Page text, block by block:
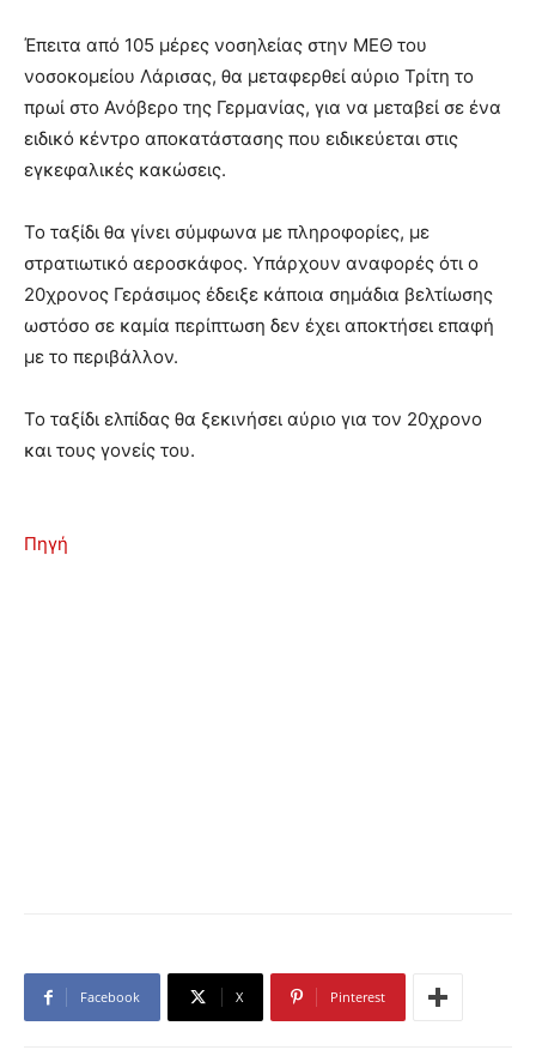
Έπειτα από 105 μέρες νοσηλείας στην ΜΕΘ του
νοσοκομείου Λάρισας, θα μεταφερθεί αύριο Τρίτη το
πρωί στο Ανόβερο της Γερμανίας, για να μεταβεί σε ένα
ειδικό κέντρο αποκατάστασης που ειδικεύεται στις
εγκεφαλικές κακώσεις.
Το ταξίδι θα γίνει σύμφωνα με πληροφορίες, με
στρατιωτικό αεροσκάφος. Υπάρχουν αναφορές ότι ο
20χρονος Γεράσιμος έδειξε κάποια σημάδια βελτίωσης
ωστόσο σε καμία περίπτωση δεν έχει αποκτήσει επαφή
με το περιβάλλον.
Το ταξίδι ελπίδας θα ξεκινήσει αύριο για τον 20χρονο
και τους γονείς του.
Πηγή
Facebook X Pinterest